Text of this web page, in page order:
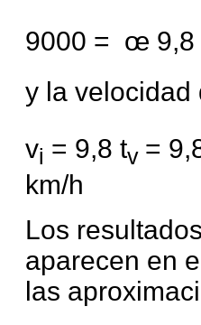
9000 = œ 9,8
y la velocidad
vi = 9,8 tv =
km/h
Los
aparecen en
las